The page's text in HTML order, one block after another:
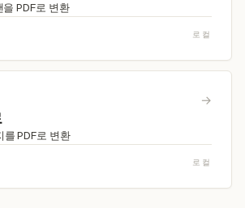
PDF로 변환
로컬
→
를 PDF로 변환
로컬